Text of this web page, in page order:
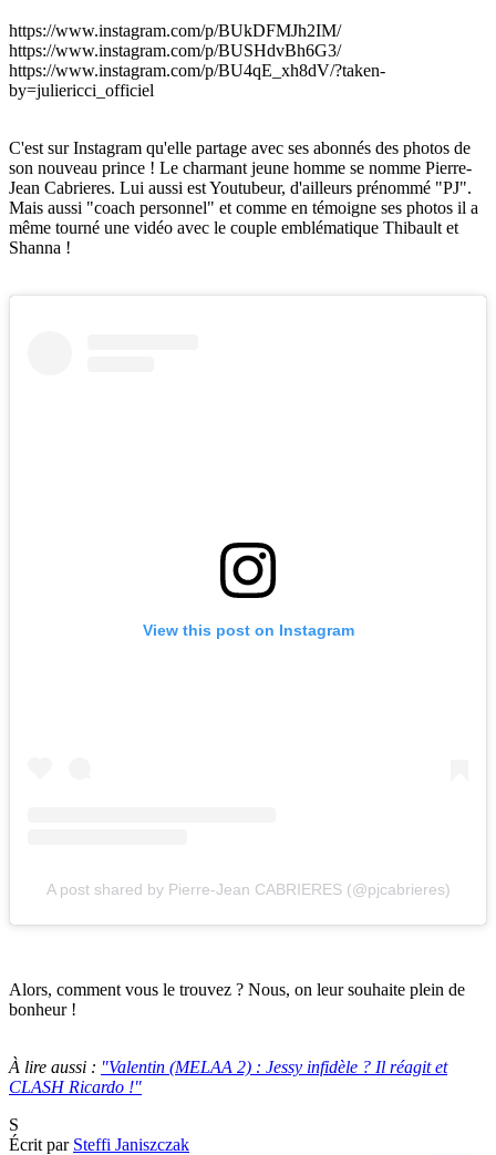
https://www.instagram.com/p/BUkDFMJh2IM/
https://www.instagram.com/p/BUSHdvBh6G3/
https://www.instagram.com/p/BU4qE_xh8dV/?taken-
by=juliericci_officiel
C'est sur Instagram qu'elle partage avec ses abonnés des photos de
son nouveau prince ! Le charmant jeune homme se nomme Pierre-
Jean Cabrieres. Lui aussi est Youtubeur, d'ailleurs prénommé "PJ".
Mais aussi "coach personnel" et comme en témoigne ses photos il a
même tourné une vidéo avec le couple emblématique Thibault et
Shanna !
View this post on Instagram
A post shared by Pierre-Jean CABRIERES (@pjcabrieres)
Alors, comment vous le trouvez ? Nous, on leur souhaite plein de
bonheur !
À lire aussi : "Valentin (MELAA 2) : Jessy infidèle ? Il réagit et
CLASH Ricardo !"
S
Écrit par Steffi Janiszczak